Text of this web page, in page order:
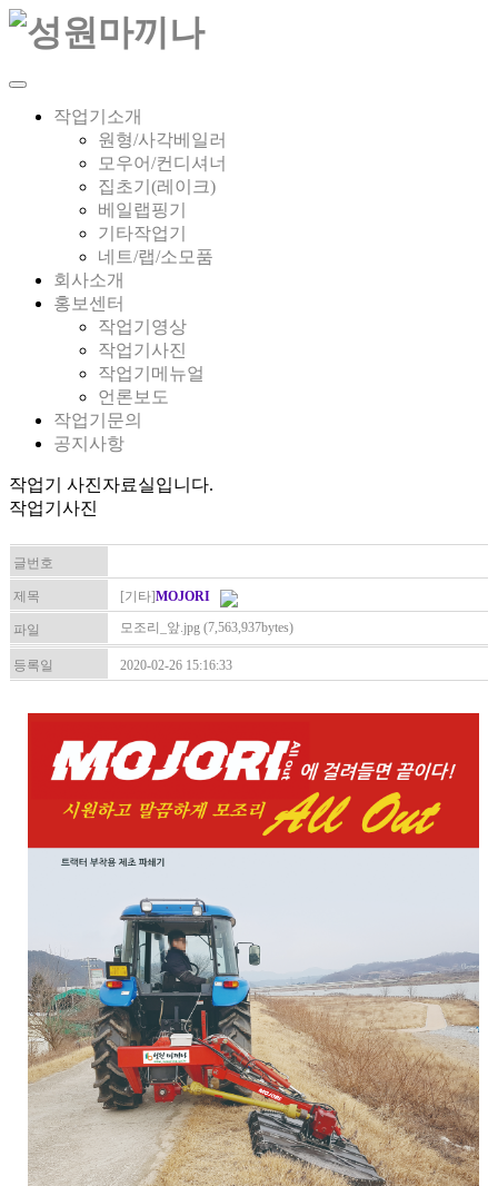
작업기소개
원형/사각베일러
모우어/컨디셔너
집초기(레이크)
베일랩핑기
기타작업기
네트/랩/소모품
회사소개
홍보센터
작업기영상
작업기사진
작업기메뉴얼
언론보도
작업기문의
공지사항
작업기 사진자료실입니다.
작업기사진
글번호
제목 [기타]MOJORI
파일 모조리_앞.jpg (7,563,937bytes)
등록일 2020-02-26 15:16:33